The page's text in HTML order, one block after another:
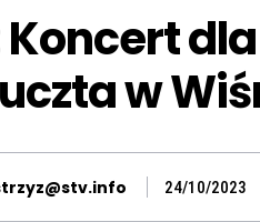
Koncert
w
24/10/2023